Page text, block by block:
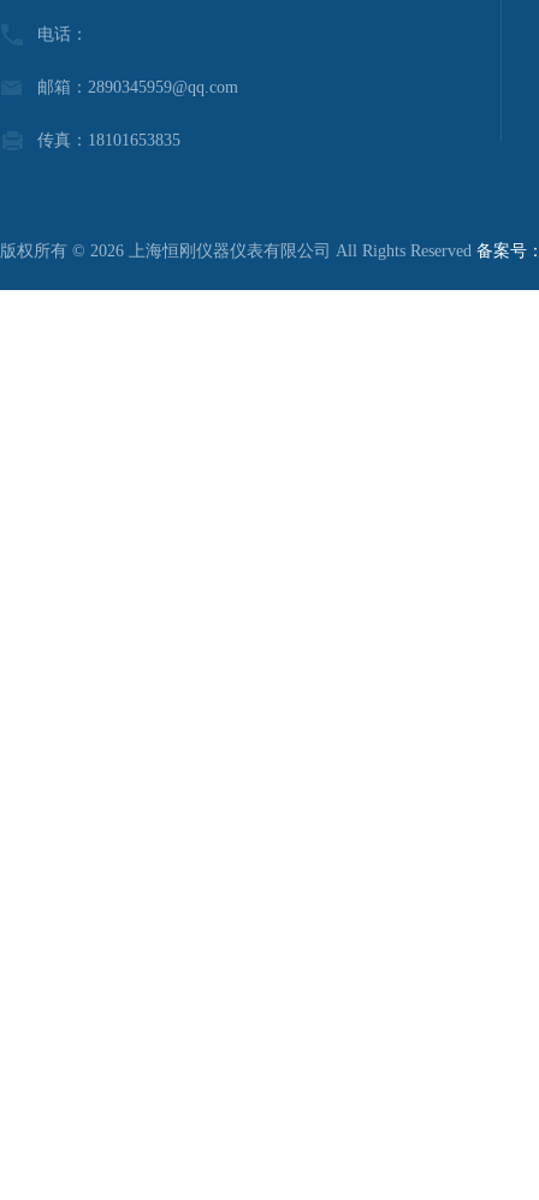
电话：
邮箱：2890345959@qq.com
传真：18101653835
版权所有 © 2026 上海恒刚仪器仪表有限公司 All Rights Reserved 备案号